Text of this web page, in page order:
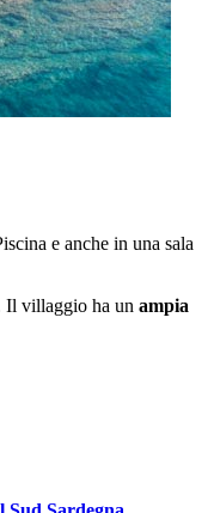
e anche in una sala
Il villaggio ha un ampia